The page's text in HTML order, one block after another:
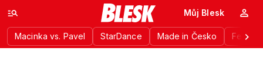
Macinka vs. Pavel StarDance Made in Česko
Můj Blesk